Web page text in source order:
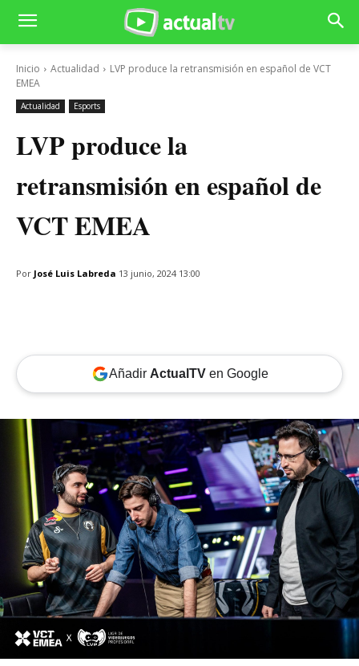
Inicio Actualidad
LVP produce la retransmisión en español de VCT
EMEA
Actualidad Esports
LVP produce la
retransmisión en español de
VCT EMEA
Por José Luis Labreda 13 junio, 2024 13:00
Añadir ActualTVen Google